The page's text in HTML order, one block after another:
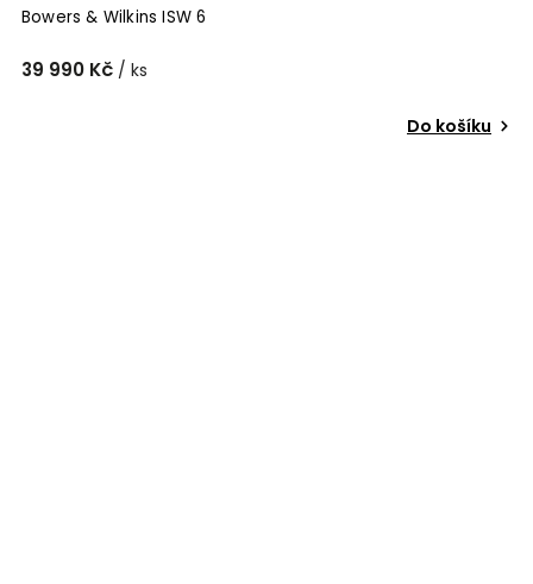
Bowers & Wilkins ISW 6
39 990 Kč / ks
Do košíku